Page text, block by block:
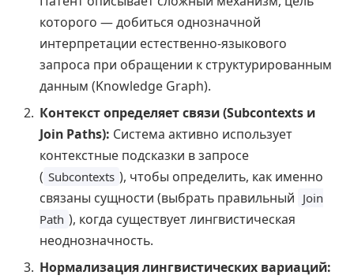
которого — добиться однозначной
интерпретации естественно-языкового
запроса при обращении к структурированным
данным (Knowledge Graph).
Контекст определяет связи (Subcontexts и
Join Paths): Система активно использует
контекстные подсказки в запросе
( Subcontexts ), чтобы определить, как именно
связаны сущности (выбрать правильный Join
Path ), когда существует лингвистическая
неоднозначность.
Нормализация лингвистических вариаций: